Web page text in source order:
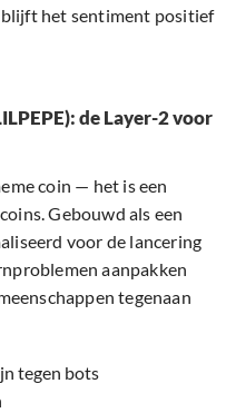
blijft het sentiment positief
de Layer-2 voor
coin — het is een
Gebouwd als een
voor de lancering
aanpakken
tegenaan
tegen bots